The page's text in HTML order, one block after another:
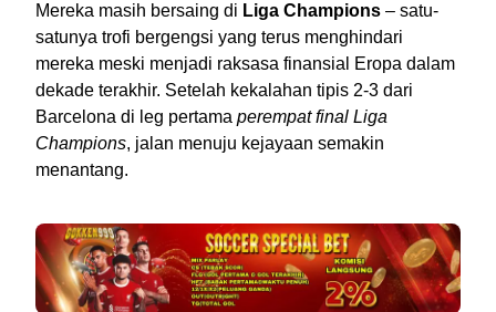
Mereka masih bersaing di Liga Champions – satu-
satunya trofi bergengsi yang terus menghindari
mereka meski menjadi raksasa finansial Eropa dalam
dekade terakhir. Setelah kekalahan tipis 2-3 dari
Barcelona di leg pertama perempat final Liga
Champions, jalan menuju kejayaan semakin
menantang.